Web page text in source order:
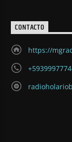
CONTACTO
https://